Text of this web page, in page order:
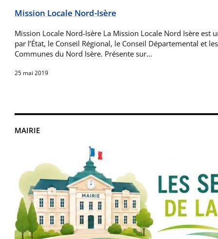
MAIRIE
Mission Locale Nord-Isère
Mission Locale Nord-Isère La Mission Locale Nord Isère est
par l’État, le Conseil Régional, le Conseil Départemental et
Communes du Nord Isère. Présente sur…
25 mai 2019